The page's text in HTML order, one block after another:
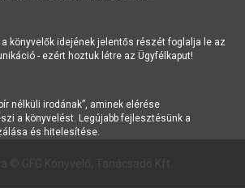
könyvelők idejének jelentős részét foglalja le az
- ezért hoztuk létre az Ügyfélkaput!
nélküli irodának”, aminek elérése
a könyvelést. Legújabb fejlesztésünk a
és hitelesítése.